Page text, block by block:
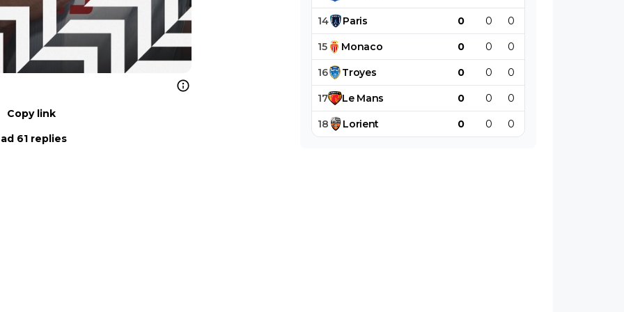
Copy link
61 replies
14 Paris 0 0 0
15 Monaco 0 0 0
16 Troyes 0 0 0
17 Le Mans 0 0 0
18 Lorient 0 0 0